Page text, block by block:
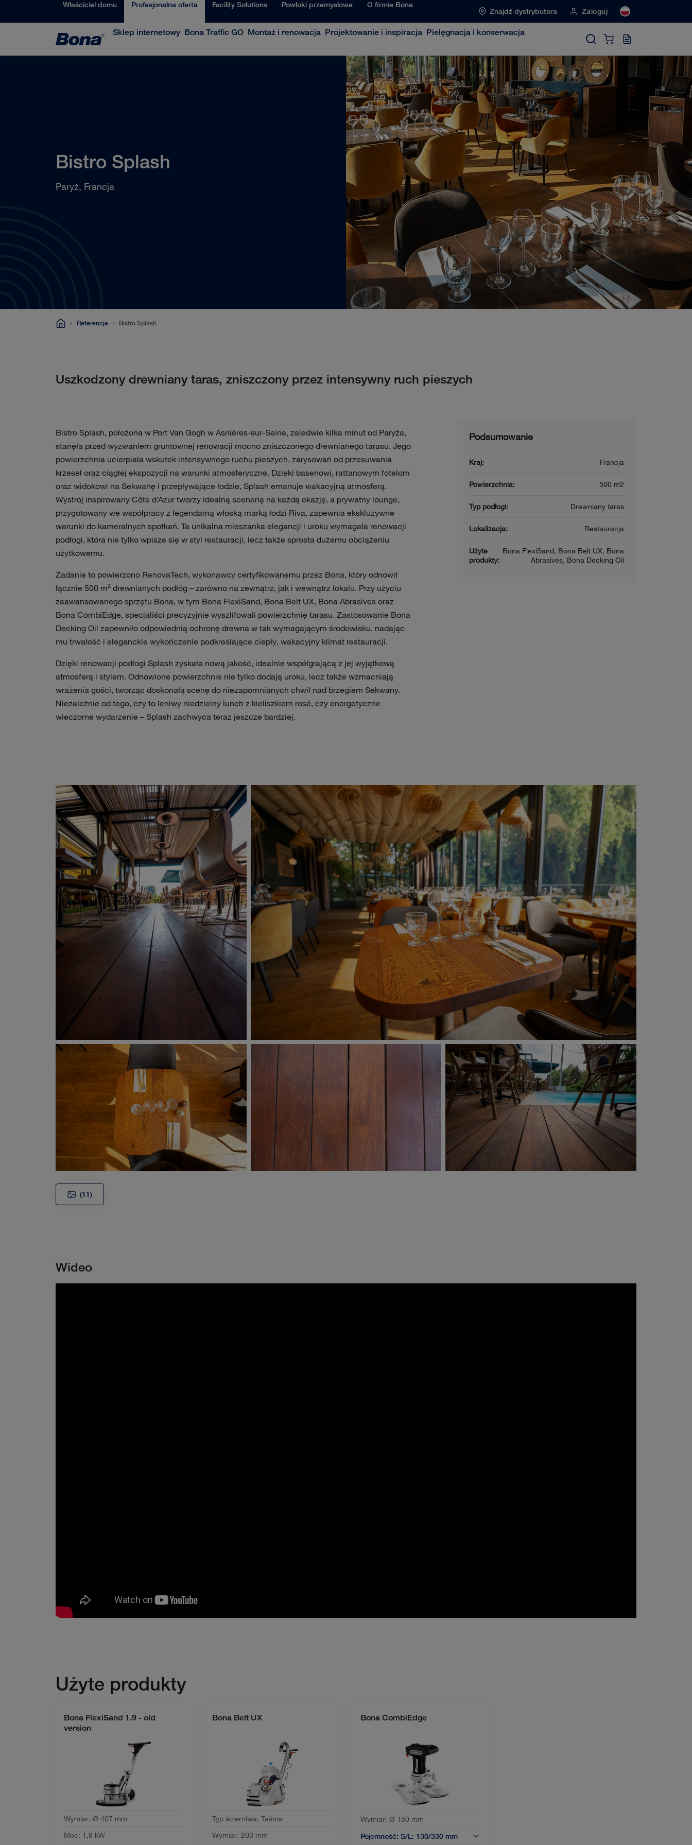
Właściciel domu Profesjonalna oferta Facility Solutions Powłoki przemysłowe O firmie Bona
Znajdź dystrybutora Zaloguj
Sklep internetowy Bona Traffic GO Montaż i renowacja Projektowanie i inspiracja Pielęgnacja i konserwacja
Bistro Splash
Paryż, Francja
Referencje Bistro Splash
Uszkodzony drewniany taras, zniszczony przez intensywny ruch pieszych
Bistro Splash, położona w Port Van Gogh w Asnières-sur-Seine, zaledwie kilka minut od Paryża,
stanęła przed wyzwaniem gruntownej renowacji mocno zniszczonego drewnianego tarasu. Jego
powierzchnia ucierpiała wskutek intensywnego ruchu pieszych, zarysowań od przesuwania
krzeseł oraz ciągłej ekspozycji na warunki atmosferyczne. Dzięki basenowi, rattanowym fotelom
oraz widokowi na Sekwanę i przepływające łodzie, Splash emanuje wakacyjną atmosferą.
Wystrój inspirowany Côte d’Azur tworzy idealną scenerię na każdą okazję, a prywatny lounge,
przygotowany we współpracy z legendarną włoską marką łodzi Riva, zapewnia ekskluzywne
warunki do kameralnych spotkań. Ta unikalna mieszanka elegancji i uroku wymagała renowacji
podłogi, która nie tylko wpisze się w styl restauracji, lecz także sprosta dużemu obciążeniu
użytkowemu.
Zadanie to powierzono RenovaTech, wykonawcy certyfikowanemu przez Bona, który odnowił
łącznie 500 m² drewnianych podłóg – zarówno na zewnątrz, jak i wewnątrz lokalu. Przy użyciu
zaawansowanego sprzętu Bona, w tym Bona FlexiSand, Bona Belt UX, Bona Abrasives oraz
Bona CombiEdge, specjaliści precyzyjnie wyszlifowali powierzchnię tarasu. Zastosowanie Bona
Decking Oil zapewniło odpowiednią ochronę drewna w tak wymagającym środowisku, nadając
mu trwałość i eleganckie wykończenie podkreślające ciepły, wakacyjny klimat restauracji.
Dzięki renowacji podłogi Splash zyskała nową jakość, idealnie współgrającą z jej wyjątkową
atmosferą i stylem. Odnowione powierzchnie nie tylko dodają uroku, lecz także wzmacniają
wrażenia gości, tworząc doskonałą scenę do niezapomnianych chwil nad brzegiem Sekwany.
Niezależnie od tego, czy to leniwy niedzielny lunch z kieliszkiem rosé, czy energetyczne
wieczorne wydarzenie – Splash zachwyca teraz jeszcze bardziej.
Podsumowanie
Kraj: Francja
Powierzchnia: 500 m2
Typ podłogi: Drewniany taras
Lokalizacja: Restauracja
Użyte
produkty:
Bona FlexiSand, Bona Belt UX, Bona
Abrasives, Bona Decking Oil
(11)
Wideo
Użyte produkty
Bona FlexiSand 1.9 - old
version
Wymiar: Ø 407 mm
Moc: 1,9 kW
Bona Belt UX
Typ ścierniwa: Taśma
Wymiar: 200 mm
Bona CombiEdge
Wymiar:
Ø 150 mm
Pojemność:
S/L: 130/330 mm